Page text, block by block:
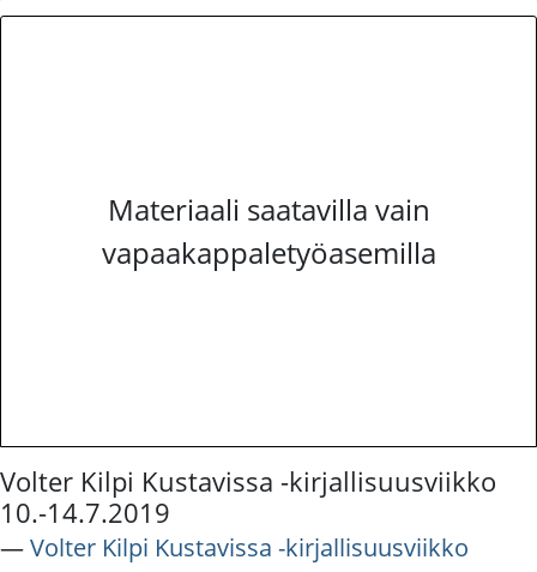
Materiaali saatavilla vain
vapaakappaletyöasemilla
Volter Kilpi Kustavissa -kirjallisuusviikko
10.-14.7.2019
―Volter Kilpi Kustavissa -kirjallisuusviikko